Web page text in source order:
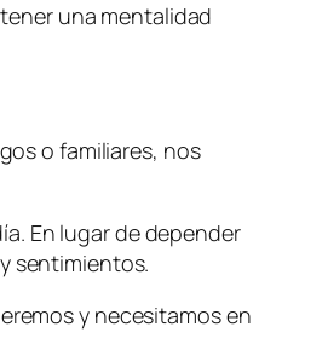
una mentalidad
o familiares, nos
En lugar de depender
sentimientos.
y necesitamos en